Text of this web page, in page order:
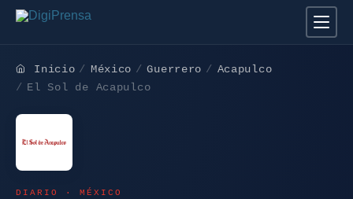
Inicio México Guerrero
Acapulco
El Sol de Acapulco
DIARIO · MÉXICO